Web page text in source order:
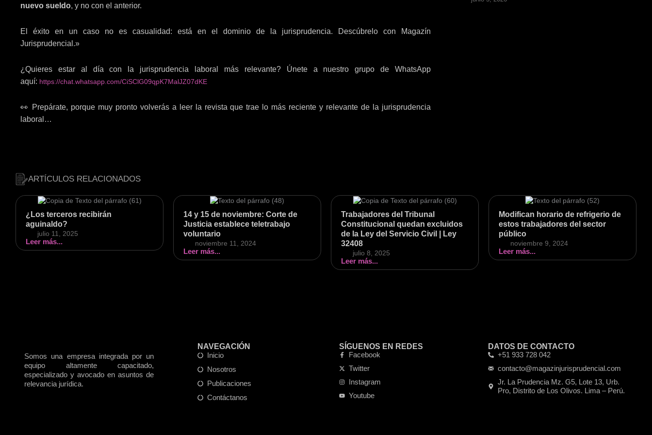
nuevo sueldo, y no con el anterior.
El éxito en un caso no es casualidad: está en el dominio de la jurisprudencia. Descúbrelo con Magazín
Jurisprudencial.»
¿Quieres estar al día con la jurisprudencia laboral más relevante? Únete a nuestro grupo de WhatsApp
aquí: https://chat.whatsapp.com/CiSClG09qpK7MalJZ07dKE
👀 Prepárate, porque muy pronto volverás a leer la revista que trae lo más reciente y relevante de la jurisprudencia
laboral…
ARTÍCULOS RELACIONADOS
¿Los terceros recibirán
aguinaldo?
julio 11, 2025
Leer más...
14 y 15 de noviembre: Corte de
Justicia establece teletrabajo
voluntario
noviembre 11, 2024
Leer más...
Trabajadores del Tribunal
Constitucional quedan excluidos
de la Ley del Servicio Civil | Ley
32408
julio 8, 2025
Leer más...
Modifican horario de refrigerio de
estos trabajadores del sector
público
noviembre 9, 2024
Leer más...
Somos una empresa integrada por un
equipo altamente capacitado,
especializado y avocado en asuntos de
relevancia jurídica.
NAVEGACIÓN
Inicio
Nosotros
Publicaciones
Contáctanos
SÍGUENOS EN REDES
Facebook
Twitter
Instagram
Youtube
DATOS DE CONTACTO
+51 933 728 042
contacto@magazinjurisprudencial.com
Jr. La Prudencia Mz. G5, Lote 13, Urb.
Pro, Distrito de Los Olivos. Lima – Perú.